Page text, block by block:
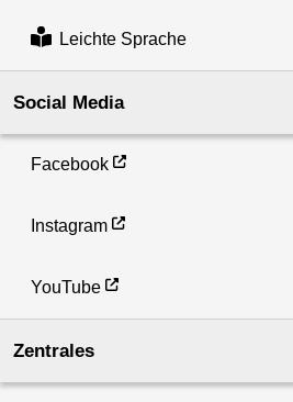
Leichte Sprache
Social Media
Facebook
Instagram
YouTube
Zentrales